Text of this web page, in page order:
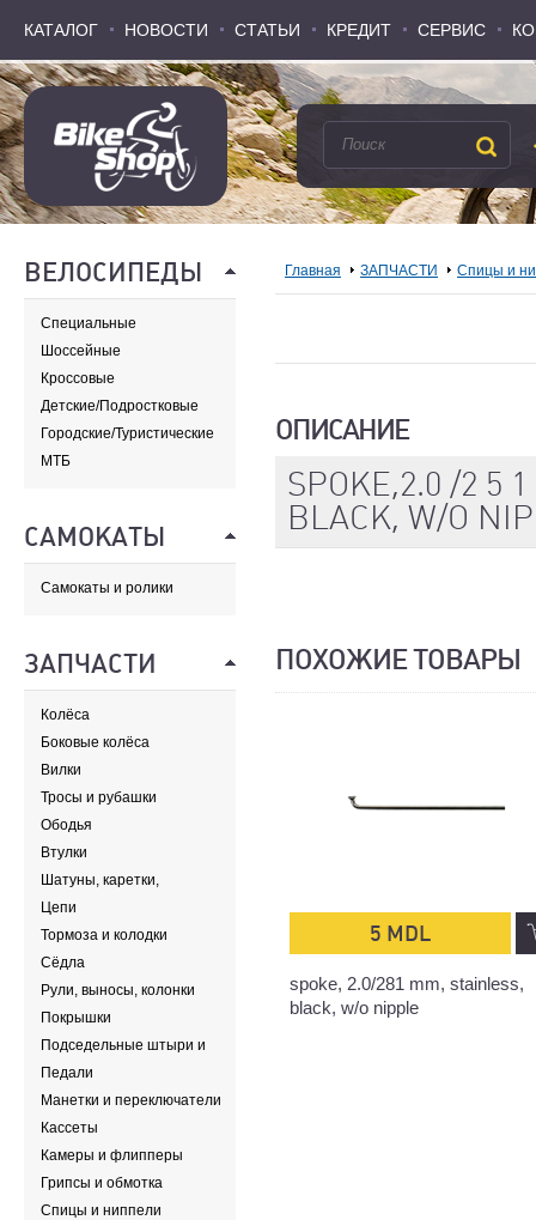
КАТАЛОГ НОВОСТИ СТАТЬИ КРЕДИТ СЕРВИС
КАТАЛОГ НОВОСТИ СТАТЬИ КРЕДИТ СЕРВИС
ВЕЛОСИПЕДЫ
Специальные
Шоссейные
Кроссовые
Детские/Подростковые
Городские/Туристические
МТБ
САМОКАТЫ
Самокаты и ролики
ЗАПЧАСТИ
Колёса
Боковые колёса
Вилки
Тросы и рубашки
Ободья
Втулки
Шатуны, каретки,
передние звезды
Цепи
Тормоза и колодки
Сёдла
Рули, выносы, колонки
Покрышки
Подседельные штыри и
хомуты
Педали
Манетки и переключатели
Кассеты
Камеры и флипперы
Грипсы и обмотка
Спицы и ниппели
Главная ЗАПЧАСТИ Спицы и
ОПИСАНИЕ
SPOKE,2.0 /2 5
BLACK, W/O
ПОХОЖИЕ ТОВАРЫ
5 MDL
spoke, 2.0/281 mm, stainless,
black, w/o nipple